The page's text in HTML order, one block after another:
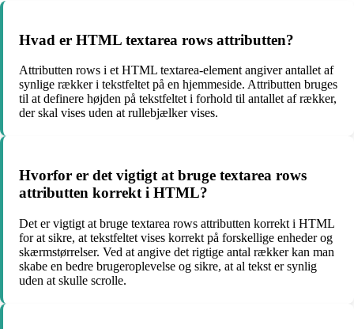
Hvad er HTML textarea rows attributten?
Attributten rows i et HTML textarea-element angiver antallet af
synlige rækker i tekstfeltet på en hjemmeside. Attributten bruges
til at definere højden på tekstfeltet i forhold til antallet af rækker,
der skal vises uden at rullebjælker vises.
Hvorfor er det vigtigt at bruge textarea rows
attributten korrekt i HTML?
Det er vigtigt at bruge textarea rows attributten korrekt i HTML
for at sikre, at tekstfeltet vises korrekt på forskellige enheder og
skærmstørrelser. Ved at angive det rigtige antal rækker kan man
skabe en bedre brugeroplevelse og sikre, at al tekst er synlig
uden at skulle scrolle.